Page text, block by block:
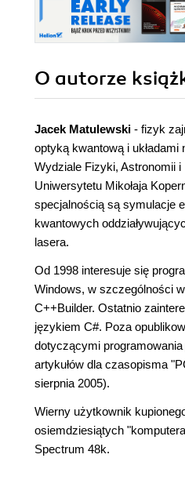
O autorze
Jacek Matulewski - fizyk
optyką kwantową i
Wydziale Fizyki, Astronomii
Uniwersytetu Mikołaja
specjalnością są symulacje
kwantowych
lasera.
Od 1998 interesuje się
Windows, w szczególności
C++Builder. Ostatnio
językiem C#. Poza
dotyczącymi
artykułów dla czasopisma
sierpnia 2005).
Wierny użytkownik
osiemdziesiątych
Spectrum 48k.